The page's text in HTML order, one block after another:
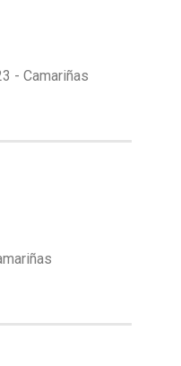
- Camariñas